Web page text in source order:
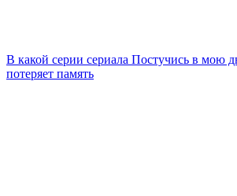
В какой серии сериала Постучись в мою
потеряет память